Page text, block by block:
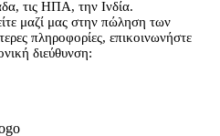
τις ΗΠΑ, την Ινδία.
μαζί μας στην πώληση των
πληροφορίες, επικοινωνήστε
διεύθυνση: